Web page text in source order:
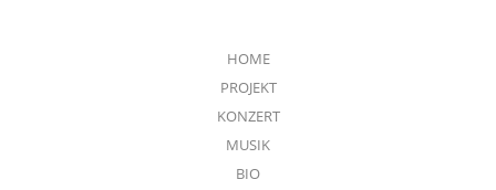
HOME
PROJEKT
KONZERT
MUSIK
BIO